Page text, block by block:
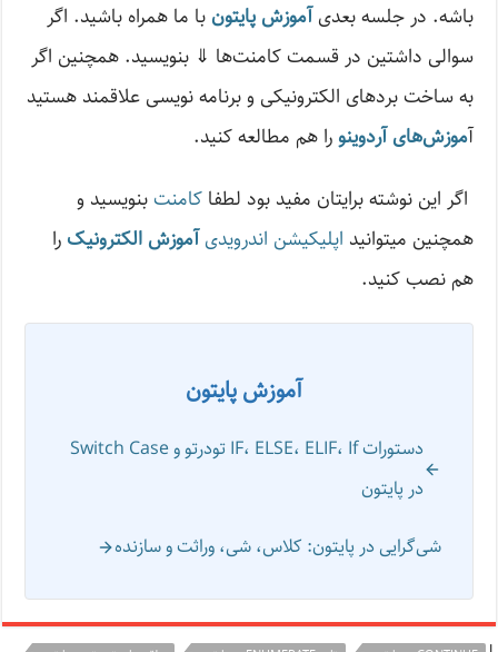
باشه. در جلسه بعدیآموزش پایتون با ما همراه باشید. اگر
سوالی داشتین در قسمت کامنت‌ها ⇓ بنویسید. همچنین اگر
به ساخت برد‌های الکترونیکی و برنامه نویسی علاقمند هستید
آموزش‌های آردوینورا هم مطالعه کنید.
اگر این نوشته‌ برایتان مفید بود لطفاکامنت بنویسید و
همچنین میتوانید اپلیکیشن اندرویدیآموزش الکترونیک را
هم نصب کنید.
آموزش پایتون
دستورات IF، ELSE، ELIF، If تودرتو و Switch Case
در پایتون
شی‌گرایی در پایتون: کلاس، شی، وراثت و سازنده